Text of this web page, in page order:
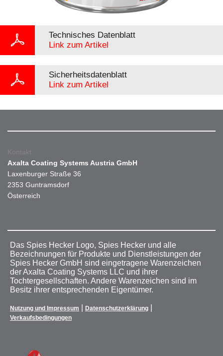
Technisches Datenblatt
Link zum Artikel
Sicherheitsdatenblatt
Link zum Artikel
Kontakt
Axalta Coating Systems Austria GmbH
Laxenburger Straße 36
2353 Guntramsdorf
Österreich
Das Spies Hecker Logo, Spies Hecker und alle
Bezeichnungen für Produkte und Dienstleistungen der
Spies Hecker GmbH sind eingetragene Warenzeichen
der Axalta Coating Systems LLC und ihrer
Tochtergesellschaften. Andere Warenzeichen sind im
Besitz ihrer entsprechenden Eigentümer.
Nutzung und Impressum Datenschutzerklärung
Verkaufsbedingungen